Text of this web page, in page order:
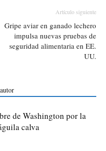
Artículo siguiente
Gripe aviar en ganado lechero
impulsa nuevas pruebas de
seguridad alimentaria en EE.
UU.
de Washington por la
calva